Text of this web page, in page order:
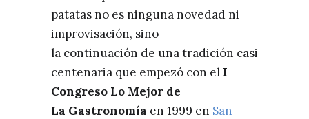
patatas no es ninguna novedad ni
improvisación, sino
la continuación de una tradición casi
centenaria que empezó con el I
Congreso Lo Mejor de
La Gastronomía en 1999 en San